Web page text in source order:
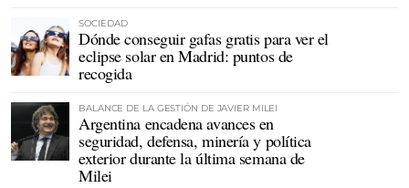
SOCIEDAD
Dónde conseguir gafas gratis para ver el
eclipse solar en Madrid: puntos de
recogida
BALANCE DE LA GESTIÓN DE JAVIER MILEI
Argentina encadena avances en
seguridad, defensa, minería y política
exterior durante la última semana de
Milei